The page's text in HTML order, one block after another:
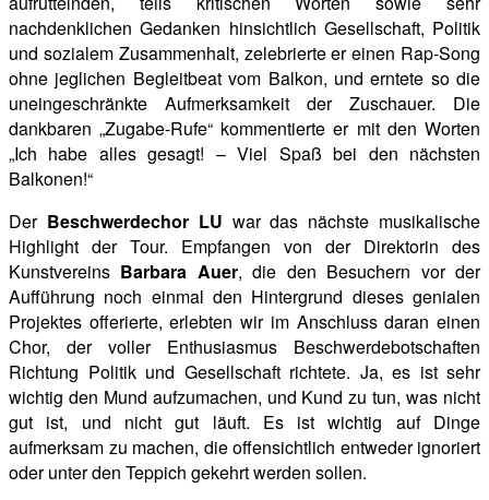
nachdenklichen Gedanken hinsichtlich Gesellschaft, Politik
und sozialem Zusammenhalt, zelebrierte er einen Rap-Song
ohne jeglichen Begleitbeat vom Balkon, und erntete so die
uneingeschränkte Aufmerksamkeit der Zuschauer. Die
dankbaren „Zugabe-Rufe“ kommentierte er mit den Worten
„Ich habe alles gesagt! – Viel Spaß bei den nächsten
Balkonen!“
Der Beschwerdechor LU war das nächste musikalische
Highlight der Tour. Empfangen von der Direktorin des
Kunstvereins Barbara Auer, die den Besuchern vor der
Aufführung noch einmal den Hintergrund dieses genialen
Projektes offerierte, erlebten wir im Anschluss daran einen
Chor, der voller Enthusiasmus Beschwerdebotschaften
Richtung Politik und Gesellschaft richtete. Ja, es ist sehr
wichtig den Mund aufzumachen, und Kund zu tun, was nicht
gut ist, und nichtgut läuft. Es ist wichtig auf Dinge
aufmerksam zu machen, die offensichtlich entweder ignoriert
oder unter den Teppich gekehrt werden sollen.